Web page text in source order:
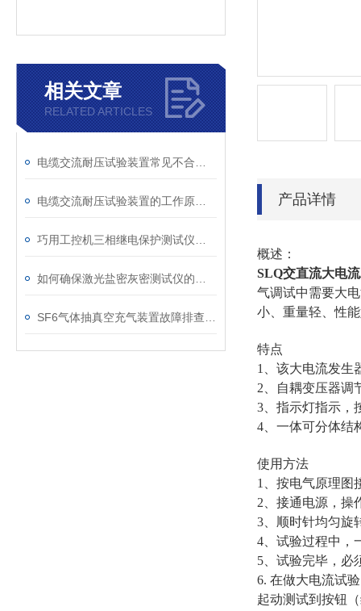
相关文章
RELATED ARTICLES
产品详情
概述：
SLQ交直流大电
气调试中需要大
小、重量轻、性
特点
1、该大电流发生
2、自耦变压器调
3、指示灯指示，
4、一体可分体结
使用方法
1、按电气原理图
2、接通电源，操
3、顺时针均匀旋
4、试验过程中，
5、试验完毕，必
6. 在做大电流试
起动测试到按钮